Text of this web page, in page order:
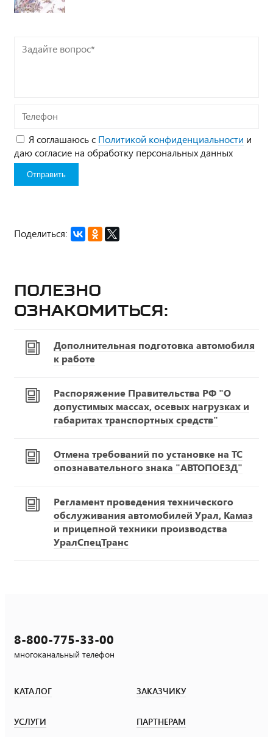
Задайте
Телефон
Я соглашаюсь с Политикой конфиденциальности и
даю согласие на обработку персональных данных
Поделиться:
Полезно
ознакомиться:
Дополнительная подготовка автомобиля
к работе
Распоряжение Правительства РФ "О
допустимых массах, осевых нагрузках и
габаритах транспортных средств"
Отмена требований по установке на ТС
опознавательного знака "АВТОПОЕЗД"
Регламент проведения технического
обслуживания автомобилей Урал, Камаз
и прицепной техники производства
УралСпецТранс
8-800-775-33-00
многоканальный телефон
КАТАЛОГ ЗАКАЗЧИКУ
УСЛУГИ ПАРТНЕРАМ